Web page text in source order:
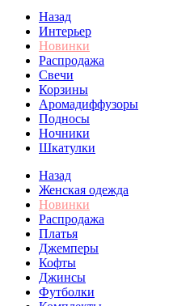
Назад
Интерьер
Новинки
Распродажа
Свечи
Корзины
Аромадиффузоры
Подносы
Ночники
Шкатулки
Назад
Женская одежда
Новинки
Распродажа
Платья
Джемперы
Кофты
Джинсы
Футболки